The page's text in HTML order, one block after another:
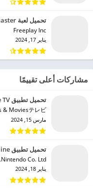
تحميل لعبة Ride Master مهكرة للاندرويد 2024
Freeplay Inc‏
يناير 17, 2024
مشاركات أعلى تقييمًا
تحميل تطبيق Free Cable TV مهكر للاندرويد 2024
& Moviesテレビ‏
مارس 15, 2024
تحميل تطبيق Nintendo Switch Online مهكر للاندرويد 2024
Nintendo Co. Ltd.‏
يناير 18, 2024